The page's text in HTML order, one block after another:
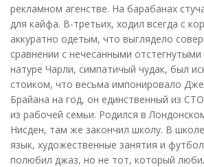
рекламном агенстве. На барабанах
для кайфа. В-третьих, ходил всегда с
аккуратно одетым, что выглядело
сравнении с нечесанными
натуре Чарли, симпатичый чудак, был
стоиком, что весьма импонировало
Брайана на год, он единственный из
из рабочей семьи. Родился в
Нисден, там же закончил школу. В
язык, художественные занятия и
полюбил джаз, но не тот, который